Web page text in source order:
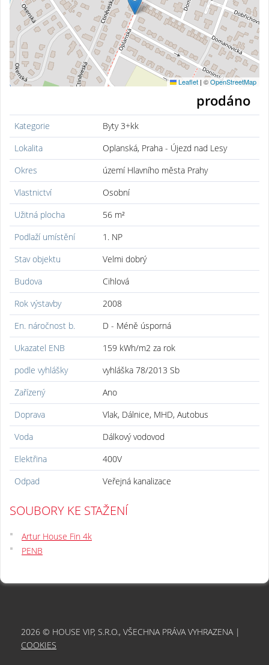
Leaflet | ©OpenStreetMap
prodáno
Kategorie
Byty 3+kk
Lokalita
Oplanská, Praha - Újezd nad Lesy
Okres
území Hlavního města Prahy
Vlastnictví
Osobní
Užitná plocha
56 m²
Podlaží umístění
1. NP
Stav objektu
Velmi dobrý
Budova
Cihlová
Rok výstavby
2008
En. náročnost b.
D - Méně úsporná
Ukazatel ENB
159 kWh/m2 za rok
podle vyhlášky
vyhláška 78/2013 Sb
Zařízený
Ano
Doprava
Vlak, Dálnice, MHD, Autobus
Voda
Dálkový vodovod
Elektřina
400V
Odpad
Veřejná kanalizace
SOUBORY KE STAŽENÍ
Artur House Fin 4k
PENB
2026 © HOUSE VIP, S.R.O., VŠECHNA PRÁVA VYHRAZENA |
COOKIES